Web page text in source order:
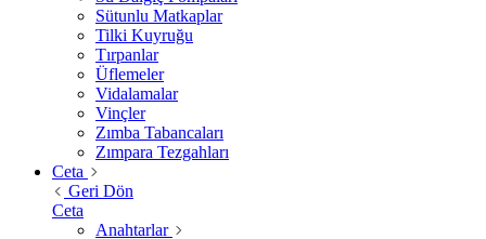
Sütunlu Matkaplar
Tilki Kuyruğu
Tırpanlar
Üflemeler
Vidalamalar
Vinçler
Zımba Tabancaları
Zımpara Tezgahları
Ceta
Geri Dön
Ceta
Anahtarlar